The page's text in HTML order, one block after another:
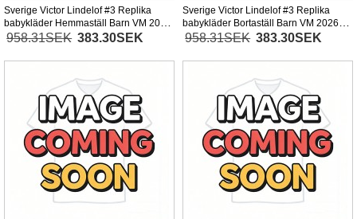
Sverige Victor Lindelof #3 Replika
babykläder Hemmaställ Barn VM 2026
Kortärmad (+ korta byxor)
958.31SEK 383.30SEK
Sverige Victor Lindelof #3 Replika
babykläder Bortaställ Barn VM 2026
Kortärmad (+ korta byxor)
958.31SEK 383.30SEK